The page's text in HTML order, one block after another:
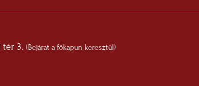
tér 3. (Bejárat a főkapun keresztül)